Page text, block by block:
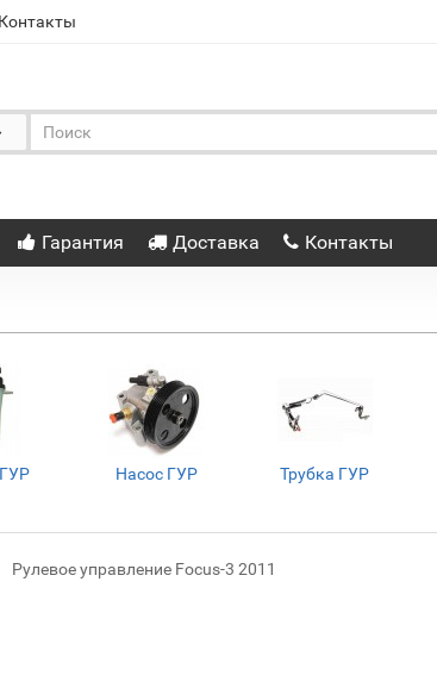
Контакты
Гарантия Доставка Контакты
Насос ГУР Трубка ГУР
Рулевое управление Focus-3 2011